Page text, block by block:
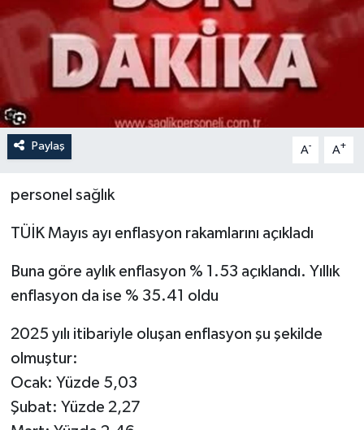
Paylaş A- A+
personel sağlık
TÜİK Mayıs ayı enflasyon rakamlarını açıkladı
Buna göre aylık enflasyon % 1.53 açıklandı. Yıllık
enflasyon da ise % 35.41 oldu
2025 yılı itibariyle oluşan enflasyon şu şekilde
olmuştur:
Ocak: Yüzde 5,03
Şubat: Yüzde 2,27